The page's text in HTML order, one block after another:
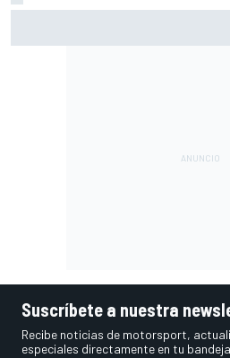
Suscríbete a nuestra
Recibe noticias de motorsport,
especiales directamente en tu